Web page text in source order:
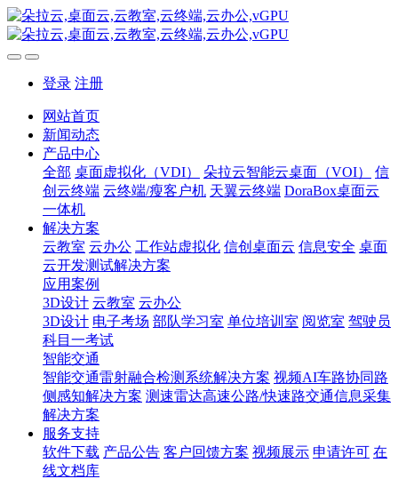
登录 注册
网站首页
新闻动态
产品中心
全部 桌面虚拟化（VDI） 朵拉云智能云桌面（VOI）
信
创云终端 云终端/瘦客户机 天翼云终端 DoraBox桌面云
一体机
解决方案
云教室 云办公 工作站虚拟化 信创桌面云 信息安全 桌面
云开发测试解决方案
应用案例
3D设计 云教室 云办公
3D设计 电子考场 部队学习室 单位培训室 阅览室 驾驶员
科目一考试
智能交通
智能交通雷射融合检测系统解决方案 视频AI车路协同路
侧感知解决方案 测速雷达高速公路/快速路交通信息采集
解决方案
服务支持
软件下载 产品公告 客户回馈方案 视频展示 申请许可 在
线文档库